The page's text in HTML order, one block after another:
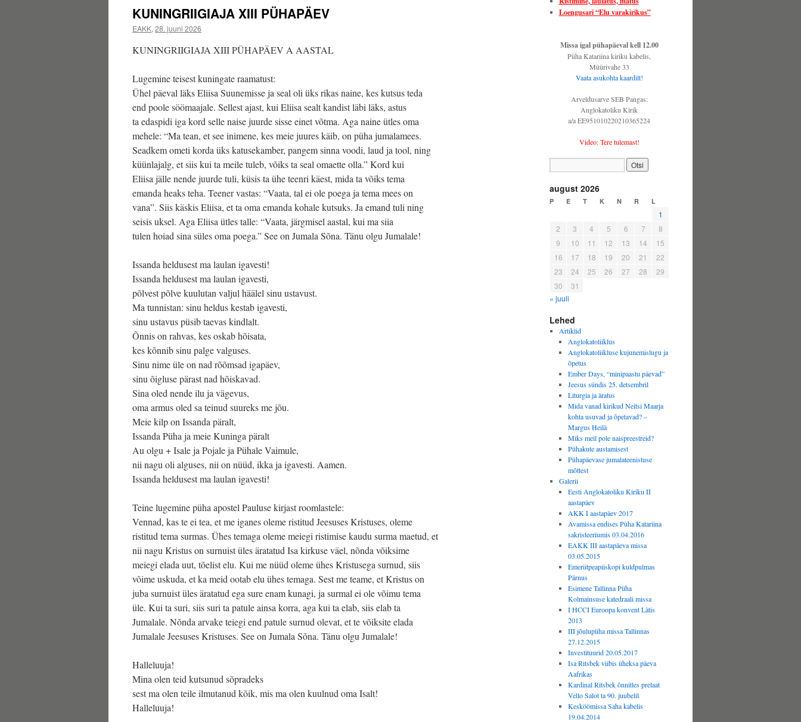
KUNINGRIIGIAJA XIII PÜHAPÄEV
EAKK, 28. juuni 2026
KUNINGRIIGIAJA XIII PÜHAPÄEV A AASTAL
Lugemine teisest kuningate raamatust:
Ühel päeval läks Eliisa Suunemisse ja seal oli üks rikas naine, kes kutsus teda
end poole söömaajale. Sellest ajast, kui Eliisa sealt kandist läbi läks, astus
ta edaspidi iga kord selle naise juurde sisse einet võtma. Aga naine ütles oma
mehele: “Ma tean, et see inimene, kes meie juures käib, on püha jumalamees.
Seadkem ometi korda üks katusekamber, pangem sinna voodi, laud ja tool, ning
küünlajalg, et siis kui ta meile tuleb, võiks ta seal omaette olla.” Kord kui
Eliisa jälle nende juurde tuli, küsis ta ühe teenri käest, mida ta võiks tema
emanda heaks teha. Teener vastas: “Vaata, tal ei ole poega ja tema mees on
vana”. Siis käskis Eliisa, et ta oma emanda kohale kutsuks. Ja emand tuli ning
seisis uksel. Aga Eliisa ütles talle: “Vaata, järgmisel aastal, kui ma siia
tulen hoiad sina süles oma poega.” See on Jumala Sõna. Tänu olgu Jumalale!
Issanda heldusest ma laulan igavesti!
Issanda heldusest ma laulan igavesti,
põlvest põlve kuulutan valjul häälel sinu ustavust.
Ma tunnistan: sinu heldus kestab igavesti,
sinu ustavus püsib taevas kindlalt.
Õnnis on rahvas, kes oskab hõisata,
kes kõnnib sinu palge valguses.
Sinu nime üle on nad rõõmsad igapäev,
sinu õigluse pärast nad hõiskavad.
Sina oled nende ilu ja vägevus,
oma armus oled sa teinud suureks me jõu.
Meie kilp on Issanda päralt,
Issanda Püha ja meie Kuninga päralt
Au olgu + Isale ja Pojale ja Pühale Vaimule,
nii nagu oli alguses, nii on nüüd, ikka ja igavesti. Aamen.
Issanda heldusest ma laulan igavesti!
Teine lugemine püha apostel Pauluse kirjast roomlastele:
Vennad, kas te ei tea, et me iganes oleme ristitud Jeesuses Kristuses, oleme
ristitud tema surmas. Ühes temaga oleme meiegi ristimise kaudu surma maetud, et
nii nagu Kristus on surnuist üles äratatud Isa kirkuse väel, nõnda võiksime
meiegi elada uut, tõelist elu. Kui me nüüd oleme ühes Kristusega surnud, siis
võime uskuda, et ka meid ootab elu ühes temaga. Sest me teame, et Kristus on
juba surnuist üles äratatud ega sure enam kunagi, ja surmal ei ole võimu tema
üle. Kui ta suri, siis suri ta patule ainsa korra, aga kui ta elab, siis elab ta
Jumalale. Nõnda arvake teiegi end patule surnud olevat, et te võiksite elada
Jumalale Jeesuses Kristuses. See on Jumala Sõna. Tänu olgu Jumalale!
Halleluuja!
Mina olen teid kutsunud sõpradeks
sest ma olen teile ilmutanud kõik, mis ma olen kuulnud oma Isalt!
Halleluuja!
Loengusari “Elu varakirikus”
Missa igal pühapäeval kell 12.00
Püha Katariina kiriku kabelis,
Müürivahe 33
Vaata asukohta kaardilt!
Arveldusarve SEB Pangas:
Anglokatoliku Kirik
a/a EE951010220210365224
Video: Tere tulemast!
august 2026
P E T K N R L
1
2
3 4 5 6 7
8
9
10 11 12 13 14
15
16
17 18 19 20 21
22
23
24 25 26 27 28
29
30
31
« juuli
Lehed
Artiklid
Anglokatoliiklus
Anglokatoliikluse kujunemislugu ja
õpetus
Ember Days, “minipaastu päevad”
Jeesus sündis 25. detsembril
Liturgia ja äratus
Mida vanad kirikud Neitsi Maarja
kohta usuvad ja õpetavad? –
Margus Heilä
Miks meil pole naispreestreid?
Pühakute austamisest
Pühapäevase jumalateenistuse
mõttest
Galerii
Eesti Anglokatoliku Kiriku II
aastapäev
AKK I aastapäev 2017
Avamissa endises Püha Katariina
sakristeeriumis 03.04.2016
EAKK III aastapäeva missa
03.05.2015
Emeriitpeapiiskopi kuldpulmas
Pärnus
Esimene Tallinna Püha
Kolmainsuse katedraali missa
I HCCI Euroopa konvent Lätis
2013
III jõulupüha missa Tallinnas
27.12.2015
Investituurid 20.05.2017
Isa Ritsbek viibis üheksa päeva
Aafrikas
Kardinal Ritsbek õnnitles prelaat
Vello Salot ta 90. juubelil
Kesköömissa Saha kabelis
19.04.2014